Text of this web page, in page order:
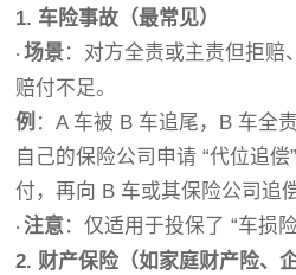
1. 车险事故（最常见）
·场景：对方全责或主责但拒赔
赔付不足。
例 ：A 车被 B 车追尾，B 车全
自己的保险公司申请 “代位追
付，再向 B 车或其保险公司追偿
· 注意：仅适用于投保了 “车损险
2. 财产保险（如家庭财产险、